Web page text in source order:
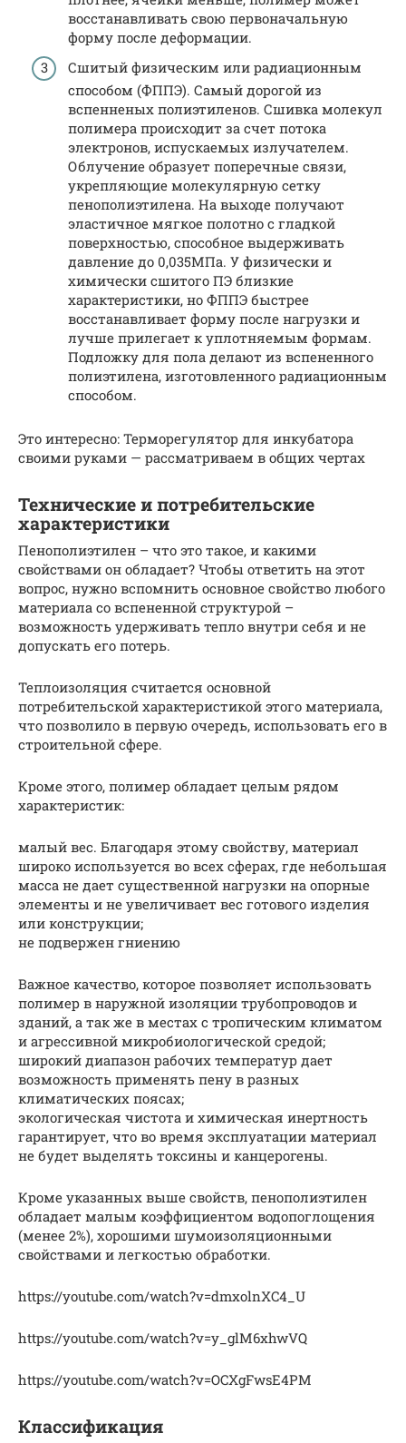
восстанавливать свою первоначальную
форму после деформации.
Сшитый физическим или радиационным
способом (ФППЭ). Самый дорогой из
вспенненых полиэтиленов. Сшивка молекул
полимера происходит за счет потока
электронов, испускаемых излучателем.
Облучение образует поперечные связи,
укрепляющие молекулярную сетку
пенополиэтилена. На выходе получают
эластичное мягкое полотно с гладкой
поверхностью, способное выдерживать
давление до 0,035МПа. У физически и
химически сшитого ПЭ близкие
характеристики, но ФППЭ быстрее
восстанавливает форму после нагрузки и
лучше прилегает к уплотняемым формам.
Подложку для пола делают из вспененного
полиэтилена, изготовленного радиационным
способом.
Это интересно: Терморегулятор для инкубатора
своими руками — рассматриваем в общих чертах
Технические и потребительские
характеристики
Пенополиэтилен – что это такое, и какими
свойствами он обладает? Чтобы ответить на этот
вопрос, нужно вспомнить основное свойство любого
материала со вспененной структурой –
возможность удерживать тепло внутри себя и не
допускать его потерь.
Теплоизоляция считается основной
потребительской характеристикой этого материала,
что позволило в первую очередь, использовать его в
строительной сфере.
Кроме этого, полимер обладает целым рядом
характеристик:
малый вес. Благодаря этому свойству, материал
широко используется во всех сферах, где небольшая
масса не дает существенной нагрузки на опорные
элементы и не увеличивает вес готового изделия
или конструкции;
не подвержен гниению
Важное качество, которое позволяет использовать
полимер в наружной изоляции трубопроводов и
зданий, а так же в местах с тропическим климатом
и агрессивной микробиологической средой;
широкий диапазон рабочих температур дает
возможность применять пену в разных
климатических поясах;
экологическая чистота и химическая инертность
гарантирует, что во время эксплуатации материал
не будет выделять токсины и канцерогены.
Кроме указанных выше свойств, пенополиэтилен
обладает малым коэффициентом водопоглощения
(менее 2%), хорошими шумоизоляционными
свойствами и легкостью обработки.
https://youtube.com/watch?v=dmxolnXC4_U
https://youtube.com/watch?v=y_glM6xhwVQ
https://youtube.com/watch?v=OCXgFwsE4PM
Классификация